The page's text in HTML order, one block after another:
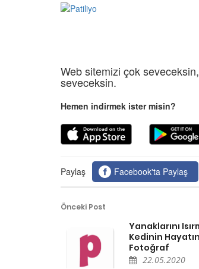
Web sitemizi çok
seveceksin.
Hemen indirmek ister misin?
Paylaş Facebook'ta Paylaş
Önceki Post
Yanaklarını
Kedinin
Fotoğraf
22.05.2020